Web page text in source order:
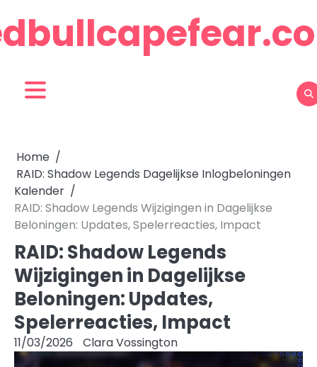
to
content
Home
RAID: Shadow Legends Dagelijkse Inlogbeloningen
Kalender
RAID: Shadow Legends Wijzigingen in Dagelijkse
Beloningen: Updates, Spelerreacties, Impact
RAID: Shadow Legends
Wijzigingen in Dagelijkse
Beloningen: Updates,
Spelerreacties, Impact
11/03/2026 Clara Vossington